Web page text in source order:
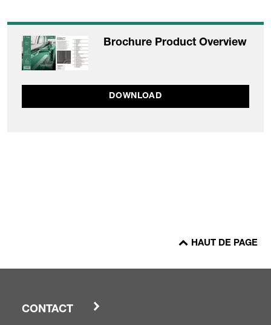
Brochure Product Overview
DOWNLOAD
HAUT DE PAGE
CONTACT